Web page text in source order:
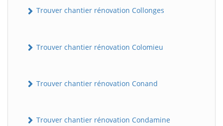
Trouver chantier rénovation Collonges
Trouver chantier rénovation Colomieu
Trouver chantier rénovation Conand
Trouver chantier rénovation Condamine
BatiWebPro